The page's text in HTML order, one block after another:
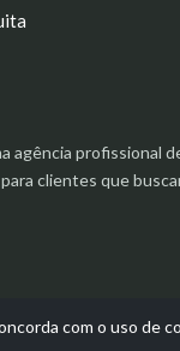
com o uso de
agência profissional
clientes que